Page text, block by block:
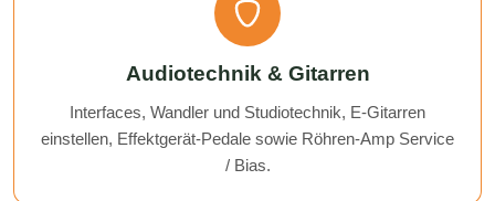
Audiotechnik & Gitarren
Interfaces, Wandler und Studiotechnik, E-Gitarren
einstellen, Effektgerät-Pedale sowie Röhren-Amp Service
/ Bias.